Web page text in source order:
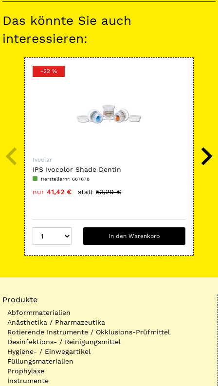
Das könnte Sie auch
interessieren:
-22 %
Ivoclar
IPS Ivocolor Shade Dentin
Herstellernr: 667678
nur 41,42 € statt 53,20 €
In den Warenkorb
Produkte
Abformmaterialien
Anästhetika / Pharmazeutika
Rotierende Instrumente / Okklusions-Prüfmittel
Desinfektions- / Reinigungsmittel
Hygiene- / Einwegartikel
Füllungsmaterialien
Prophylaxe
Instrumente